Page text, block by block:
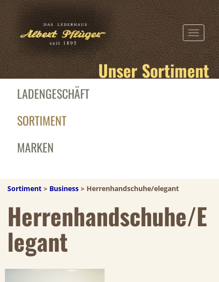
TOGGLE
Unser Sortiment
LADENGESCHÄFT
SORTIMENT
MARKEN
Sortiment > Business > Herrenhandschuhe/elegant
Herrenhandschuhe/e
Legant